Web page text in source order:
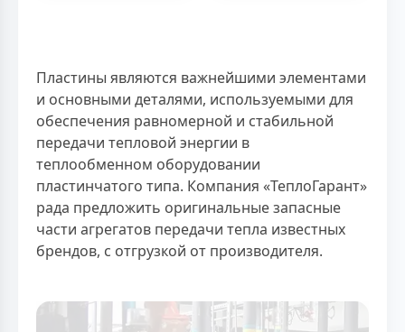
Пластины являются важнейшими элементами
и основными деталями, используемыми для
обеспечения равномерной и стабильной
передачи тепловой энергии в
теплообменном оборудовании
пластинчатого типа. Компания «ТеплоГарант»
рада предложить оригинальные запасные
части агрегатов передачи тепла известных
брендов, с отгрузкой от производителя.